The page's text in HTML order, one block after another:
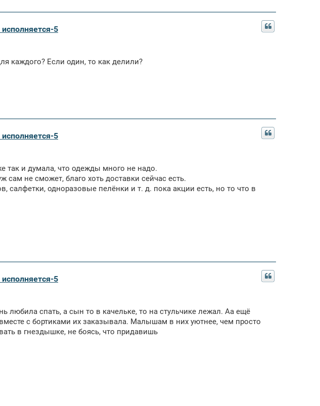
5
каждого? Если один, то как делили?
5
так и думала, что одежды много не надо.
не сможет, благо хоть доставки сейчас есть.
салфетки, одноразовые пелёнки и т. д. пока акции есть, но то что в
5
любила спать, а сын то в качельке, то на стульчике лежал. Аа ещё
с бортиками их заказывала. Малышам в них уютнее, чем просто
в гнездышке, не боясь, что придавишь